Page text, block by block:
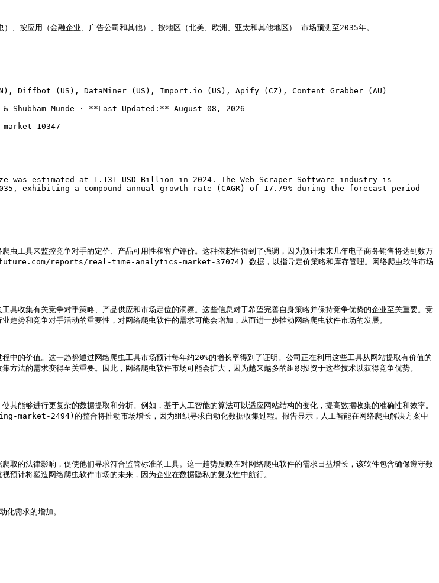
按应用（金融企业、广告公司和其他）、按地区（北美、欧洲、亚太和其他地区）–市场预测至2035年。
Diffbot (US), DataMiner (US), Import.io (US), Apify (CZ), Content Grabber (AU)
Munde · **Last Updated:** August 08, 2026
10347
was estimated at 1.131 USD Billion in 2024. The Web Scraper Software industry is
exhibiting a compound annual growth rate (CAGR) of 17.79% during the forecast period
虫工具来监控竞争对手的定价、产品可用性和客户评价。这种依赖性得到了强调，因为预计未来几年电子商务销售将达到数万
reports/real-time-analytics-market-37074) 数据，以指导定价策略和库存管理。网络爬虫软件市场
收集有关竞争对手策略、产品供应和市场定位的洞察。这些信息对于希望完善自身策略并保持竞争优势的企业至关重要。竞
势和竞争对手活动的重要性，对网络爬虫软件的需求可能会增加，从而进一步推动网络爬虫软件市场的发展。
的价值。这一趋势通过网络爬虫工具市场预计每年约20%的增长率得到了证明。公司正在利用这些工具从网站提取有价值的
法的需求变得至关重要。因此，网络爬虫软件市场可能会扩大，因为越来越多的组织投资于这些技术以获得竞争优势。
能够进行更复杂的数据提取和分析。例如，基于人工智能的算法可以适应网站结构的变化，提高数据收集的准确性和效率。
的整合将推动市场增长，因为组织寻求自动化数据收集过程。报告显示，人工智能在网络爬虫解决方案中
取的法律影响，促使他们寻求符合监管标准的工具。这一趋势反映在对网络爬虫软件的需求日益增长，该软件包含确保遵守数
计将塑造网络爬虫软件市场的未来，因为企业在数据隐私的复杂性中航行。
化需求的增加。